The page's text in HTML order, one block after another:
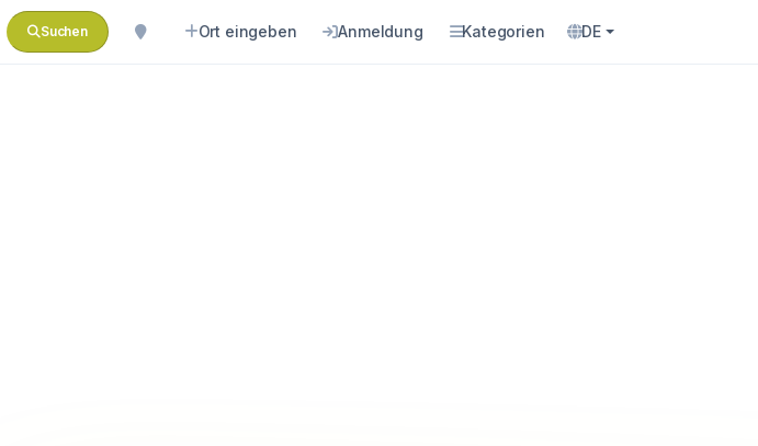
Suchen Ort eingeben Anmeldung Kategorien DE